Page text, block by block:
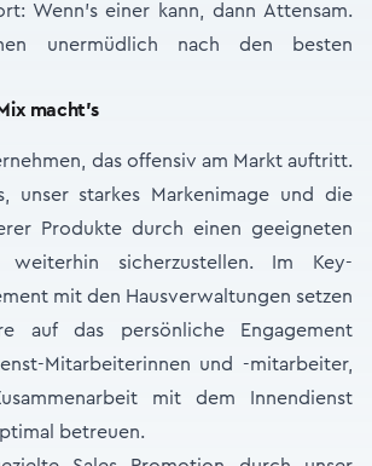
Wenn’s einer kann, dann Attensam.
unermüdlich nach den besten
macht’s
das offensiv am Markt auftritt.
unser starkes Markenimage und die
Produkte durch einen geeigneten
weiterhin sicherzustellen. Im Key-
mit den Hausverwaltungen setzen
auf das persönliche Engagement
Mitarbeiterinnen und -mitarbeiter,
mit dem Innendienst
betreuen.